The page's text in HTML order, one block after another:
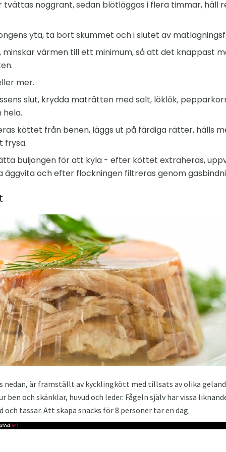
noggrant, sedan blötläggas i flera timmar, häll
yta, ta bort skummet och i slutet av
minskar värmen till ett minimum, så att det knappast
mer.
slut, krydda maträtten med salt, löklök,
köttet från benen, läggs ut på färdiga rätter, hälls
frysa.
buljongen för att kyla - efter köttet extraheras,
äggvita och efter flockningen filtreras genom
nedan, är framställt av kycklingkött med tillsats av olika
och skänklar, huvud och leder. Fågeln själv har vissa
tassar. Att skapa snacks för 8 personer tar en dag.